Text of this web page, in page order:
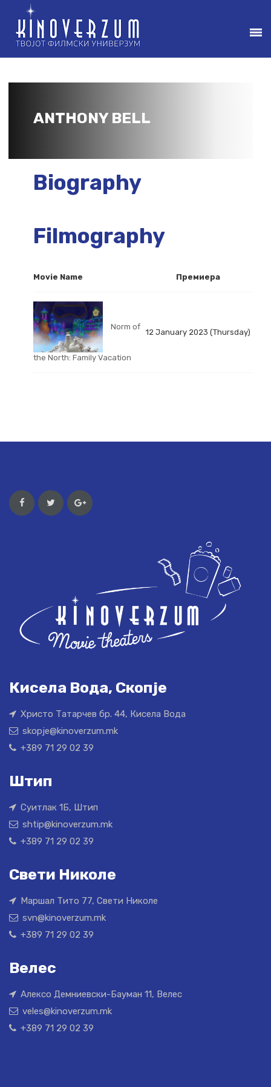
ANTHONY BELL
Biography
Filmography
Movie Name Премиера
Norm of
the North: Family Vacation
12 January 2023 (Thursday)
Кисела Вода, Скопје
Христо Татарчев бр. 44, Кисела Вода
skopje@kinoverzum.mk
+389 71 29 02 39
Штип
Суитлак 1Б, Штип
shtip@kinoverzum.mk
+389 71 29 02 39
Свети Николе
Маршал Тито 77, Свети Николе
svn@kinoverzum.mk
+389 71 29 02 39
Велес
Алексо Демниевски-Бауман 11, Велес
veles@kinoverzum.mk
+389 71 29 02 39